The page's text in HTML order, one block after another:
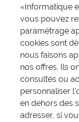
«Informatique
vous pouvez
paramétrage
cookies sont
nous faisons
nos offres. Ils
consultés ou
personnaliser
en dehors des
adresser, si